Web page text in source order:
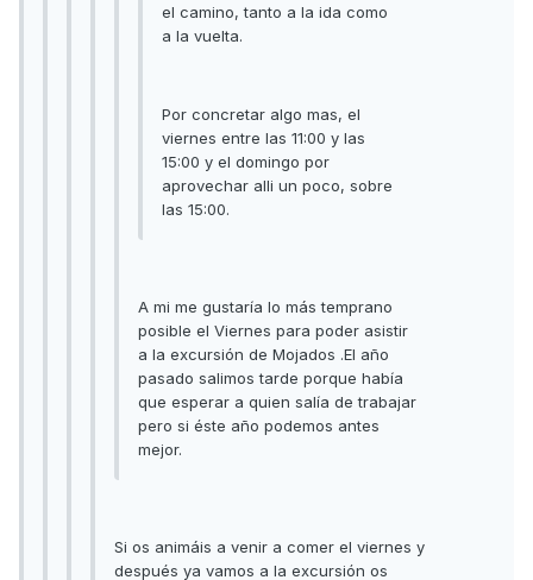
el camino, tanto a la ida como
a la vuelta.
Por concretar algo mas, el
viernes entre las 11:00 y las
15:00 y el domingo por
aprovechar alli un poco, sobre
las 15:00.
A mi me gustaría lo más temprano
posible el Viernes para poder asistir
a la excursión de Mojados .El año
pasado salimos tarde porque había
que esperar a quien salía de trabajar
pero si éste año podemos antes
mejor.
Si os animáis a venir a comer el viernes y
después ya vamos a la excursión os